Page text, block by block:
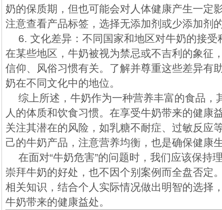
奶的保质期，但也可能会对人体健康产生一定
注意查看产品标签，选择无添加剂或少添加剂
6. 文化差异：不同国家和地区对牛奶的接受
在某些地区，牛奶被视为禁忌或不吉利的象征
信仰、风俗习惯有关。了解并尊重这些差异有
奶在不同文化中的地位。
综上所述，牛奶作为一种营养丰富的食品，
人的体质和饮食习惯。在享受牛奶带来的健康
关注其潜在的风险，如乳糖不耐症、过敏反应
己的牛奶产品，注意营养均衡，也是确保健康
在面对“牛奶危害”的问题时，我们应该保持
崇拜牛奶的好处，也不因个别案例而全盘否定
相关知识，结合个人实际情况做出明智的选择
牛奶带来的健康益处。